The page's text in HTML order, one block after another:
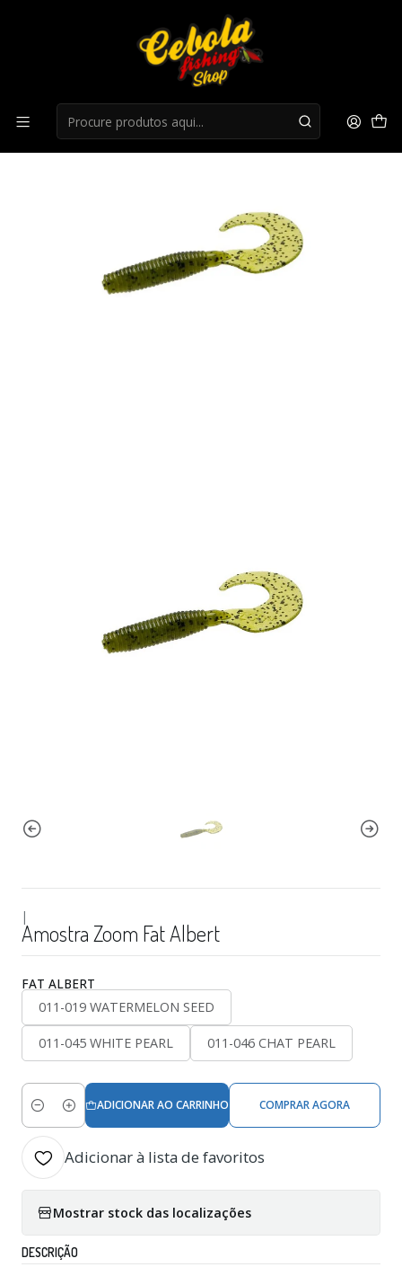
Amostra Zoom Fat Albert
|
Amostra Zoom Fat Albert
FAT ALBERT
011-019 WATERMELON SEED
011-045 WHITE PEARL 011-046 CHAT PEARL
Quantidade
ADICIONAR AO CARRINHO COMPRAR AGORA
Adicionar à lista de favoritos
Mostrar stock das localizações
DESCRIÇÃO